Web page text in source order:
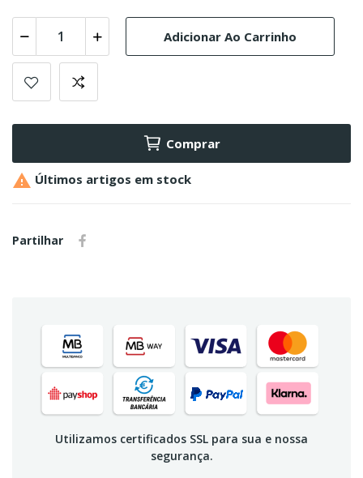
Adicionar Ao Carrinho
Comprar
 Últimos artigos em stock
Partilhar
Utilizamos certificados SSL para sua e nossa
segurança.